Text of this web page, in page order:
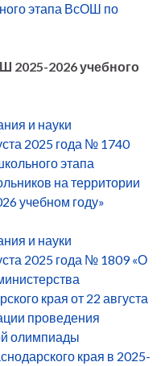
этапа ВсОШ по
2025-2026 учебного
и науки
2025 года № 1740
этапа
на территории
учебном году»
и науки
2025 года № 1809 «О
края от 22 августа
проведения
олимпиады
края в 2025-